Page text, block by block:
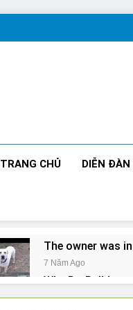
TRANG CHỦ DIỄN ĐÀN
The owner was
7 Năm Ago
Why Do
7 Năm Ago